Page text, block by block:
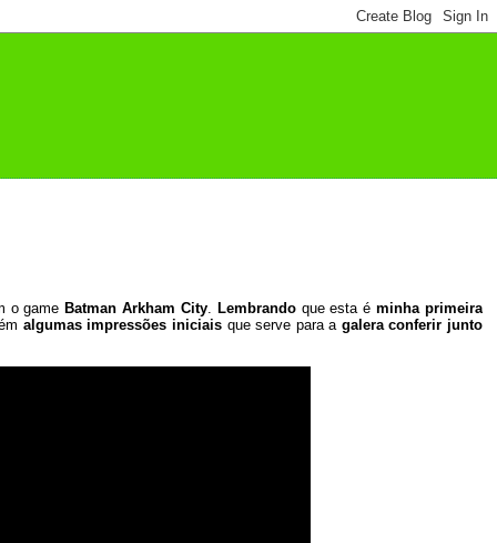
o game Batman Arkham City. Lembrandoque esta éminha primeira
algumas impressões iniciaisque serve para a galera conferir junto